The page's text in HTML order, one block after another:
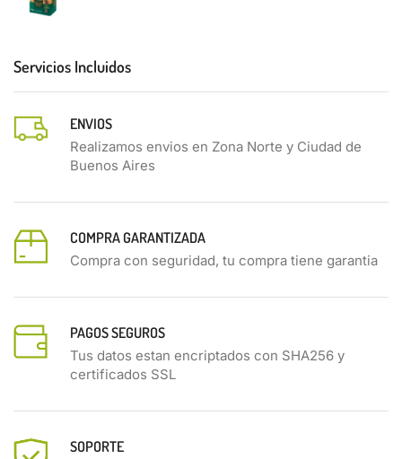
Servicios Incluidos
ENVIOS
Realizamos envios en Zona Norte y Ciudad de
Buenos Aires
COMPRA GARANTIZADA
Compra con seguridad, tu compra tiene garantia
PAGOS SEGUROS
Tus datos estan encriptados con SHA256 y
certificados SSL
SOPORTE